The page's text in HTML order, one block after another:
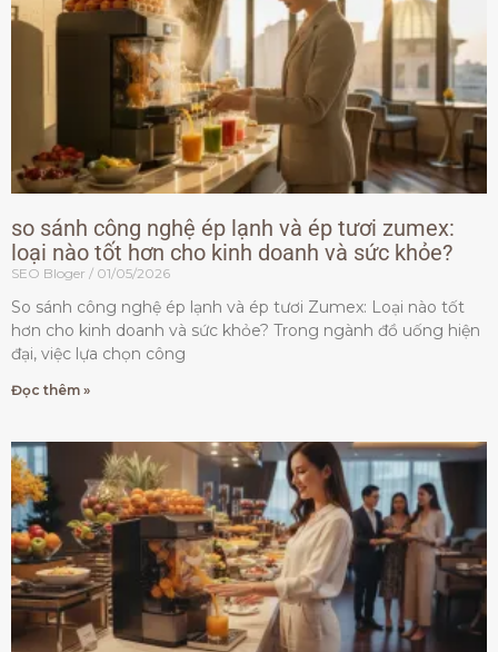
so sánh công nghệ ép lạnh và ép tươi zumex:
loại nào tốt hơn cho kinh doanh và sức khỏe?
SEO Bloger 01/05/2026
So sánh công nghệ ép lạnh và ép tươi Zumex: Loại nào tốt
hơn cho kinh doanh và sức khỏe? Trong ngành đồ uống hiện
đại, việc lựa chọn công
Đọc thêm »